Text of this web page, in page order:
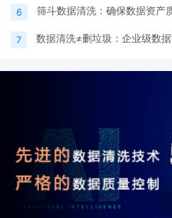
6 筛斗数据清洗：确保数据资产
7 数据清洗≠删垃圾：企业级数